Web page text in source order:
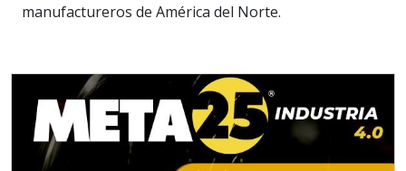
manufactureros de América del Norte.